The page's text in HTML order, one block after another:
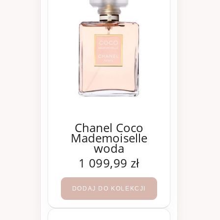
Chanel Coco
Mademoiselle
woda
perfumowana 200
ml
1 099,99 zł
DODAJ DO KOLEKCJI